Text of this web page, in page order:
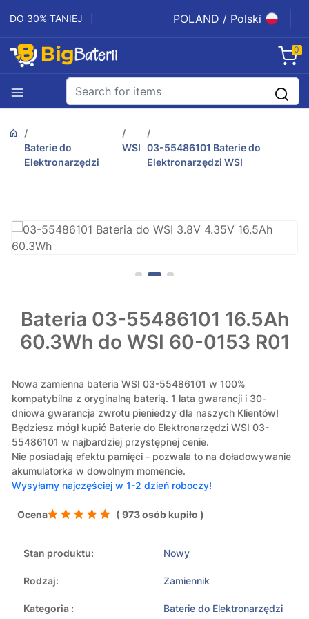
DO 30% TANIEJ POLAND / Polski
0
Baterie do
Elektronarzędzi
WSI 03-55486101 Baterie do
Elektronarzędzi WSI
Bateria 03-55486101 16.5Ah
60.3Wh do WSI 60-0153 R01
Nowa zamienna bateria WSI 03-55486101 w 100%
kompatybilna z oryginalną baterią. 1 lata gwarancji i 30-
dniowa gwarancja zwrotu pieniedzy dla naszych Klientów!
Będziesz mógł kupić Baterie do Elektronarzędzi WSI 03-
55486101 w najbardziej przystępnej cenie.
Nie posiadają efektu pamięci - pozwala to na doładowywanie
akumulatorka w dowolnym momencie.
Wysyłamy najczęściej w 1-2 dzień roboczy!
Ocena ( 973 osób kupiło )
Stan produktu: Nowy
Rodzaj: Zamiennik
Kategoria : Baterie do Elektronarzędzi